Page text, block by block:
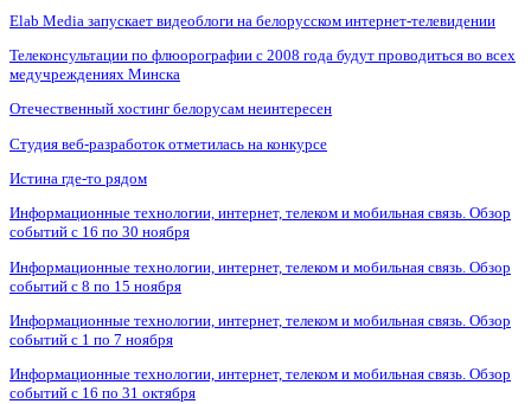
Elab Media запускает видеоблоги на белорусском интернет-телевидении
Телеконсультации по флюорографии с 2008 года будут проводиться во всех
медучреждениях Минска
Отечественный хостинг белорусам неинтересен
Студия веб-разработок отметилась на конкурсе
Истина где-то рядом
Информационные технологии, интернет, телеком и мобильная связь. Обзор
событий с 16 по 30 ноября
Информационные технологии, интернет, телеком и мобильная связь. Обзор
событий с 8 по 15 ноября
Информационные технологии, интернет, телеком и мобильная связь. Обзор
событий с 1 по 7 ноября
Информационные технологии, интернет, телеком и мобильная связь. Обзор
событий с 16 по 31 октября